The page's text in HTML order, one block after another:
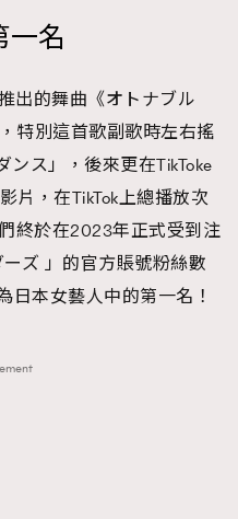
一名
出的舞曲《オトナブル
特別這首歌副歌時左右搖
ス」，後來更在TikToke
片，在TikTok上總播放次
終於在2023年正式受到注
ズ 」的官方賬號粉絲數
日本女藝人中的第一名！